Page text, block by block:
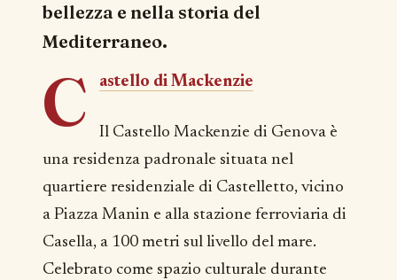
bellezza e nella storia del
Mediterraneo.
C astello di Mackenzie
Il Castello Mackenzie di Genova è
una residenza padronale situata nel
quartiere residenziale di Castelletto, vicino
a Piazza Manin e alla stazione ferroviaria di
Casella, a 100 metri sul livello del mare.
Celebrato come spazio culturale durante